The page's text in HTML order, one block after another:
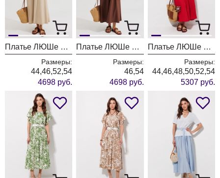
Платье ЛЮШе 4402 песок
Размеры:
44,46,52,54
4698 руб.
Платье ЛЮШе 4402 коричневый
Размеры:
46,54
4698 руб.
Платье ЛЮШе 4388 красное
Размеры:
44,46,48,50,52,54
5307 руб.